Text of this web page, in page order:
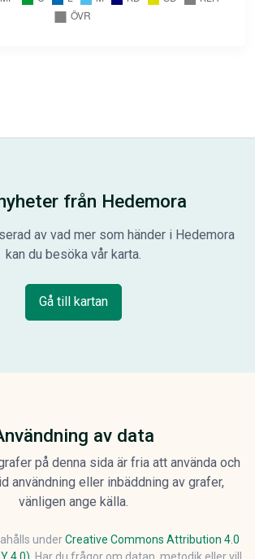
från Hedemora
av vad mer som händer i Hedemora
kan du besöka vår karta.
Gå till kartan
av data
på denna sida är fria att använda och
användning eller inbäddning av grafer,
vänligen ange källa.
underCreative Commons Attribution 4.0